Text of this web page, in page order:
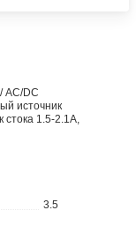
AC/DC
источник
стока 1.5-2.1A,
3.5